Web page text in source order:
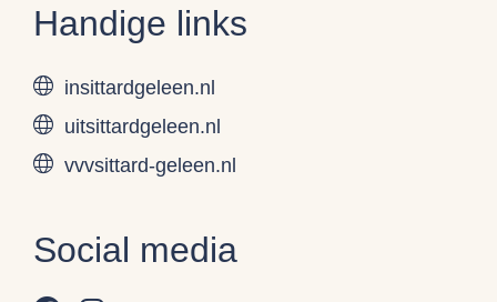
Handige links
insittardgeleen.nl
uitsittardgeleen.nl
vvvsittard-geleen.nl
Social media